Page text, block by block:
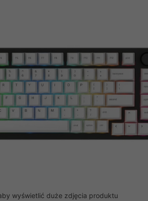
wyświetlić duże zdjęcia produktu